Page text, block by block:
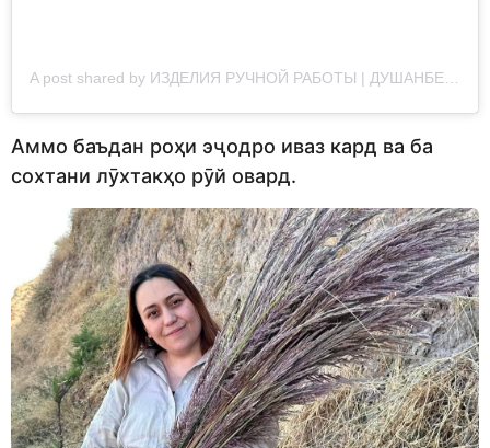
A post shared by ИЗДЕЛИЯ РУЧНОЙ РАБОТЫ | ДУШАНБЕ | ТАДЖИКИСТАН (@handiworks_tj)
Аммо баъдан роҳи эҷодро иваз кард ва ба
сохтани лӯхтакҳо рӯй овард.